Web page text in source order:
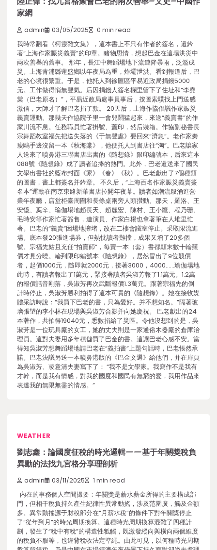
家網
admin 03/05/2025 0 min read
我時常翻看《柯靈雜文集》，這本書上不只有作者的簽名，還鈐
著“上海作家賑災義賣”的印章。睹物思情，想起巴金在這場洪災中
兩次善舉的舊事。 那年，長江中舞蹈場地下流連降暴雨，泛濫成
災。上海青浦縣蓮盛鄉以年夜局為重，炸壩泄洪。看到報道后，巴
老的心境很繁重。于是，他托人到徐匯區平易近政局捐錢5000
元。工作做得悄無聲氣。后因捐錢人簽名欄里留下了住址和“李堯
棠（巴老原名）”，平易近政局處事員事后，按圖索驥找上門送感
激信，大師才了解巴老捐了款。 20天后，上海作協倡議作家賑災
義賣運動。那幾天作協院子里一會兒鬧猛起來，來送“義賣書”的作
家川流不息。任務職員忙著掛號、蓋印，然后裝箱。作協副秘書長
宗舞蹈教室福先把送失落的《于無聲處》要回來“濟急”。老作家秦
瘦鷗手邊沒留一本《秋海棠》，他便托人到書店往“淘”。巴老讓家
人送來了噴鼻港三聯書店出書的《隨想錄》限印編號本，后來這本
088號《隨想錄》成了讀者追捧的熱門。此外，巴老還送來了國民
文學出書社的藍布封面《家》《春》《秋》。巴老獻出了7個種類
的圖書，書上都簽名并鈐章。 不久后，“上海百名作家賑災義賣簽
名本”運動在南京東路新華書店拉開年夜幕。讀者如潮流般涌進營
業年夜廳，店堂柜臺周圍和長條桌兩旁人頭攢動。那天，羅洛、王
安憶、葉辛、瑜伽場地趙長天、趙麗宏、陳村、王小鷹、程乃珊、
毛時安等作家忙著簽售，連演員、作家白楊也拿著筆在人堆里忙
著。巴老的“義賣”因場地擁堵，改在二樓會議室停止。采取限流進
場。底本發20張進場券，但熱忱讀者難擋，成果又增了20多個
號。宗福先姑且充任“拍賣師”，每賣一本（套）書都顛末數十輪競
價才見分曉。輪到限印編號本《隨想錄》，居然冒出了9位競價
者，起價1000元，隨即就2000元，接著3000，4000……瑜伽場地
此時，有讀者報出了1萬元，緊接著讀者吳淑芳報了1.1萬元。1.2萬
的報價話音剛落，吳淑芳再次武斷報價1.3萬元。跟著宗福先的倒
計時停止，吳淑芳勝利拍得了這本可貴的《隨想錄》。她在接收媒
體采訪時說：“我買下巴老的書，只為愛好。并不想知名。”隔著玻
璃張望的李小林在現場與吳淑芳合影并向她慶祝。 巴老獻出的24
本著作，共拍得19040元，悉數捐給了災區。令他沒想到的是，吳
淑芳是一位玩具廠的女工，她的丈夫則是一家通俗木器廠的倉庫治
理員。這對夫妻用多年積儲買了巴金的書。這讓巴老心感不安。當
得知吳淑芳想舞蹈場地請巴老在“義拍書”上題句話時，巴老悵然承
諾。巴老決議另送一本噴鼻港版的《巴金文選》給他們，并在扉頁
為吳淑芳、凌意清夫妻寫下了： “我不是文學家。我寫作不是我有
才幹，而是我有情感，對我的國度和國民有無窮的愛，我用作品來
表達我的無限無盡的情感。”
WEATHER
劉志鑫：論國度征稅的時光邏輯——基于年關獎稅負
異動的法找九宮格分享理剖析
admin 03/11/2025 1 min read
內在的事務個人空間撮要：年關獎是薪水薪金所得的主要構成部
門，但相干稅負持久產生紀律性異常動搖，涉及范圍廣，觸及金額
多。異常動搖源于財稅部分在“月薪水稅”的條件下對年關獎停止
了“從年到月”的時光周期換算。這種時光周期換算混雜了四種計
劃，發生了“稅中有稅”的構造性牴觸，既激發縱向與橫向兩個維度
的稅負不服等，也違背稅收法定準繩。由此可見，以何種時光周期